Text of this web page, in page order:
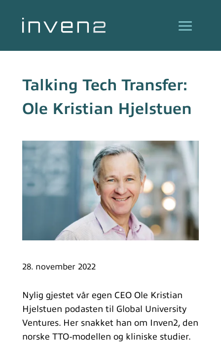
Talking Tech Transfer:
Ole Kristian Hjelstuen
28. november 2022
Nylig gjestet vår egen CEO Ole Kristian
Hjelstuen podasten til Global University
Ventures. Her snakket han om Inven2, den
norske TTO-modellen og kliniske studier.